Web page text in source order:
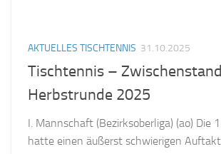
AKTUELLES TISCHTENNIS 31.10.2025
Tischtennis – Zwischenstand
Herbstrunde 2025
I. Mannschaft (Bezirksoberliga) (ao) Die
hatte einen äußerst schwierigen Auftakt